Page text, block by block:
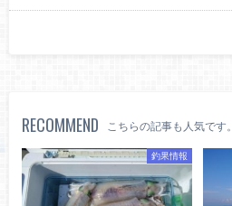
RECOMMEND こちらの記事も人気です。
釣果情報